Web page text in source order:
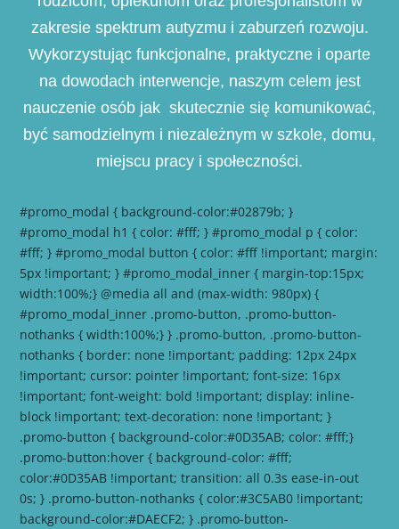
zakresie spektrum autyzmu i zaburzeń rozwoju.
Wykorzystując funkcjonalne, praktyczne i oparte
na dowodach interwencje, naszym celem jest
nauczenie osób jak skutecznie się komunikować,
być samodzielnym i niezależnym w szkole, domu,
miejscu pracy i społeczności.
#promo_modal { background-color:#02879b; }
#promo_modal h1 { color: #fff; } #promo_modal p { color:
#fff; } #promo_modal button { color: #fff !important; margin:
5px !important; } #promo_modal_inner { margin-top:15px;
width:100%;} @media all and (max-width: 980px) {
#promo_modal_inner .promo-button, .promo-button-
nothanks { width:100%;} } .promo-button, .promo-button-
nothanks { border: none !important; padding: 12px 24px
!important; cursor: pointer !important; font-size: 16px
!important; font-weight: bold !important; display: inline-
block !important; text-decoration: none !important; }
.promo-button { background-color:#0D35AB; color: #fff;}
.promo-button:hover { background-color: #fff;
color:#0D35AB !important; transition: all 0.3s ease-in-out
0s; } .promo-button-nothanks { color:#3C5AB0 !important;
background-color:#DAECF2; } .promo-button-